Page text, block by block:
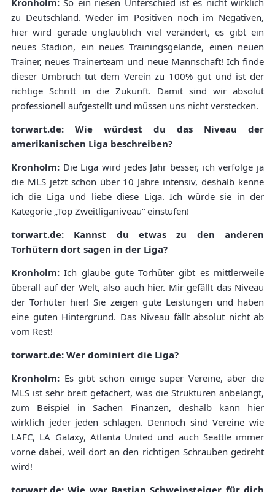
Kronholm:So ein riesen Unterschied ist es nicht wirklich
zu Deutschland. Weder im Positiven noch im Negativen,
hier wird gerade unglaublich viel verändert, es gibt ein
neues Stadion, ein neues Trainingsgelände, einen neuen
Trainer, neues Trainerteam und neue Mannschaft! Ich finde
dieser Umbruch tut dem Verein zu 100% gut und ist der
richtige Schritt in die Zukunft. Damit sind wir absolut
professionell aufgestellt und müssen uns nicht verstecken.
torwart.de: Wie würdest du das Niveau der
amerikanischen Liga beschreiben?
Kronholm: Die Liga wird jedes Jahr besser, ich verfolge ja
die MLS jetzt schon über 10 Jahre intensiv, deshalb kenne
ich die Liga und liebe diese Liga. Ich würde sie in der
Kategorie „Top Zweitliganiveau“ einstufen!
torwart.de: Kannst du etwas zu den anderen
Torhütern dort sagen in der Liga?
Kronholm:Ich glaube gute Torhüter gibt es mittlerweile
überall auf der Welt, also auch hier. Mir gefällt das Niveau
der Torhüter hier! Sie zeigen gute Leistungen und haben
eine guten Hintergrund. Das Niveau fällt absolut nicht ab
vom Rest!
torwart.de: Wer dominiert die Liga?
Kronholm: Es gibt schon einige super Vereine, aber die
MLS ist sehr breit gefächert, was die Strukturen anbelangt,
zum Beispiel in Sachen Finanzen, deshalb kann hier
wirklich jeder jeden schlagen. Dennoch sind Vereine wie
LAFC, LA Galaxy, Atlanta United und auch Seattle immer
vorne dabei, weil dort an den richtigen Schrauben gedreht
wird!